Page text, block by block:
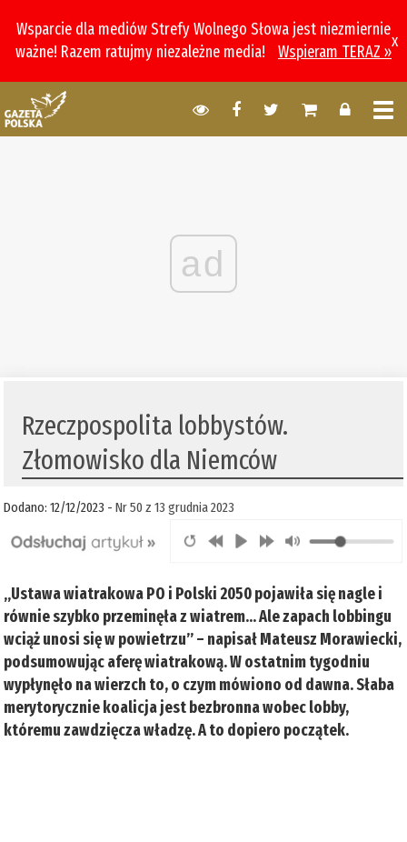
Wsparcie dla mediów Strefy Wolnego Słowa jest niezmiernie
ważne! Razem ratujmy niezależne media!
Wspieram TERAZ »
x
ad
Rzeczpospolita lobbystów.
Złomowisko dla Niemców
Dodano: 12/12/2023 -Nr 50 z 13 grudnia 2023
„Ustawa wiatrakowa PO i Polski 2050 pojawiła się nagle i
równie szybko przeminęła z wiatrem… Ale zapach lobbingu
wciąż unosi się w powietrzu” – napisał Mateusz Morawiecki,
podsumowując aferę wiatrakową. W ostatnim tygodniu
wypłynęło na wierzch to, o czym mówiono od dawna. Słaba
merytorycznie koalicja jest bezbronna wobec lobby,
któremu zawdzięcza władzę. A to dopiero początek.